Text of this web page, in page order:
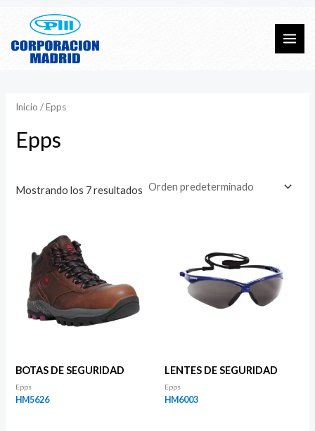
contenido
Main
Inicio / Epps
Epps
Mostrando los 7 resultados
BOTAS DE SEGURIDAD
Epps
HM5626
LENTES DE SEGURIDAD
Epps
HM6003